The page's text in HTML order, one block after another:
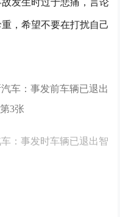
发生时过于悲痛，言论
，希望不要在打扰自己
：事发时车辆已退出智